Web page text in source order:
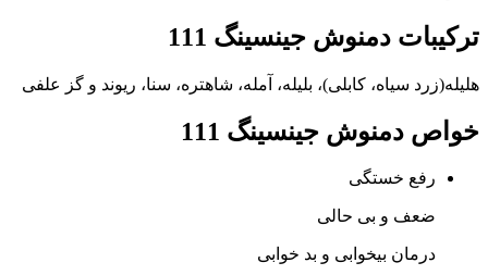
ترکیبات دمنوش جینسینگ 111
هلیله(زرد سیاه، کابلی)، بلیله، آمله، شاهتره، سنا، ریوند و گز علفی
خواص دمنوش جینسینگ 111
رفع خستگی
ضعف و بی حالی
درمان بیخوابی و بد خوابی